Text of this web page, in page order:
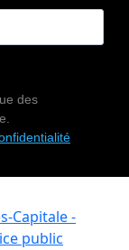
des
Capitale -
public